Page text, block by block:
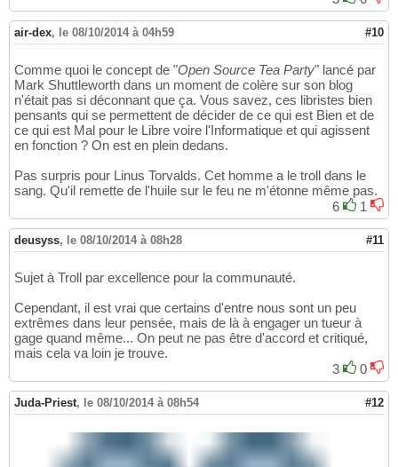
air-dex, le 08/10/2014 à 04h59 #10
Comme quoi le concept de "Open Source Tea Party" lancé par
Mark Shuttleworth dans un moment de colère sur son blog
n'était pas si déconnant que ça. Vous savez, ces libristes bien
pensants qui se permettent de décider de ce qui est Bien et de
ce qui est Mal pour le Libre voire l'Informatique et qui agissent
en fonction ? On est en plein dedans.
Pas surpris pour Linus Torvalds. Cet homme a le troll dans le
sang. Qu'il remette de l'huile sur le feu ne m'étonne même pas.
6
1
deusyss, le 08/10/2014 à 08h28 #11
Sujet à Troll par excellence pour la communauté.
Cependant, il est vrai que certains d'entre nous sont un peu
extrêmes dans leur pensée, mais de là à engager un tueur à
gage quand même... On peut ne pas être d'accord et critiqué,
mais cela va loin je trouve.
3
0
Juda-Priest, le 08/10/2014 à 08h54 #12